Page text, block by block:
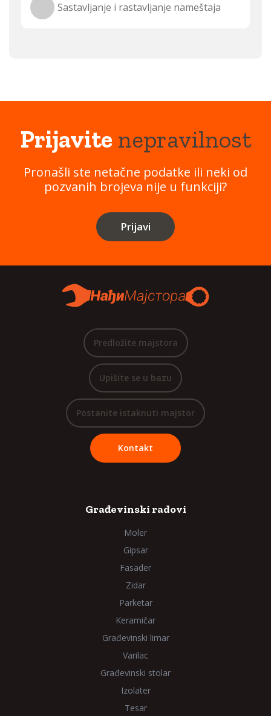
Sastavljanje i rastavljanje nameštaja
Prijavitenepravilnost
Pronašli ste netačne podatke ili neki od
pozvanih brojeva nije u funkciji?
Prijavi
Predložite majstora
Upišite se u bazu
Postanite istaknuti majstor
Kontakt
Građevinski radovi
Moler
Gipsar
Fasader
Zidar
Parketar
Keramičar
Građevinski limar
Varilac
Građevinski stolar
Izolater
Tesar